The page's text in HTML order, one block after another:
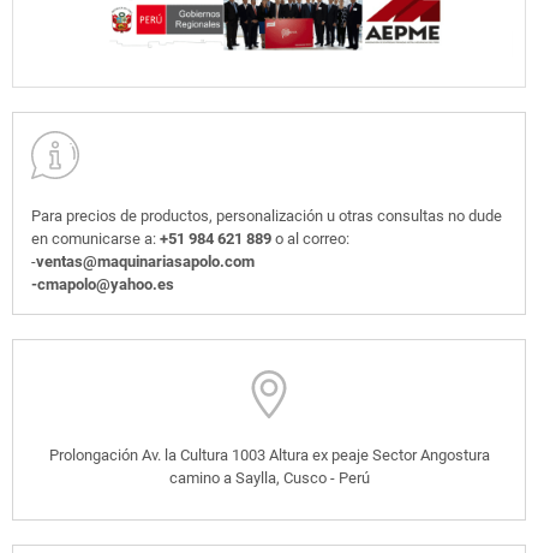
Para precios de productos, personalización u otras consultas no dude
en comunicarse a: +51 984 621 889 o al correo:
-ventas@maquinariasapolo.com
-cmapolo@yahoo.es
Prolongación Av. la Cultura 1003 Altura ex peaje Sector Angostura
camino a Saylla, Cusco - Perú